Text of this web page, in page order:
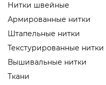
Нитки швейные
Армированные нитки
Штапельные нитки
Текстурированные нитки
Вышивальные нитки
Ткани